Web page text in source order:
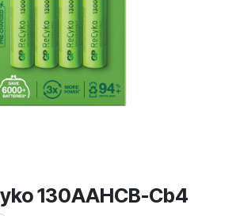
130AAHCB-Cb4